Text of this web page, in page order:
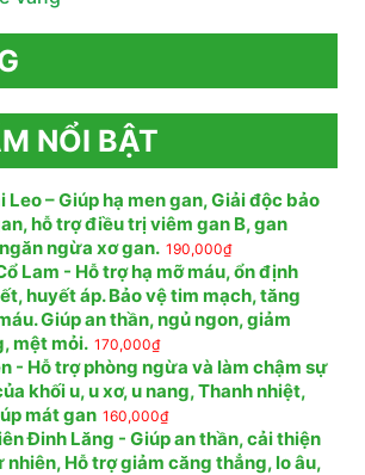
NỔI BẬT
Leo – Giúp hạ men gan, Giải độc bảo
hỗ trợ điều trị viêm gan B, gan
ngừa xơ gan. 190,000₫
Lam - Hỗ trợ hạ mỡ máu, ổn định
huyết áp. Bảo vệ tim mạch, tăng
Giúp an thần, ngủ ngon, giảm
mệt mỏi. 170,000₫
- Hỗ trợ phòng ngừa và làm chậm sự
khối u, u xơ, u nang, Thanh nhiệt,
mát gan 160,000₫
Đinh Lăng - Giúp an thần, cải thiện
Hỗ trợ giảm căng thẳng, lo âu,